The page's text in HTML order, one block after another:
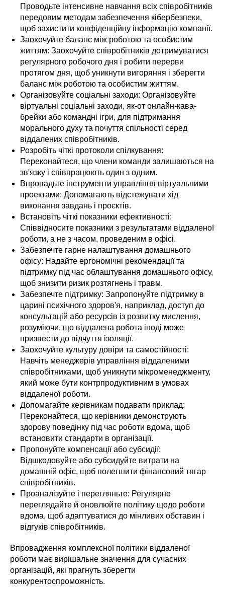
Проводьте інтенсивне навчання всіх співробітників
передовим методам забезпечення кібербезпеки,
щоб захистити конфіденційну інформацію компанії.
Заохочуйте баланс між роботою та особистим
життям: Заохочуйте співробітників дотримуватися
регулярного робочого дня і робити перерви
протягом дня, щоб уникнути вигоряння і зберегти
баланс між роботою та особистим життям.
Організовуйте соціальні заходи: Організовуйте
віртуальні соціальні заходи, як-от онлайн-кава-
брейки або командні ігри, для підтримання
морального духу та почуття спільності серед
віддалених співробітників.
Розробіть чіткі протоколи спілкування:
Переконайтеся, що члени команди залишаються на
зв'язку і співпрацюють один з одним.
Впровадьте інструменти управління віртуальними
проектами: Допомагають відстежувати хід
виконання завдань і проєктів.
Встановіть чіткі показники ефективності:
Співвідносите показники з результатами віддаленої
роботи, а не з часом, проведеним в офісі.
Забезпечте гарне налаштування домашнього
офісу: Надайте ергономічні рекомендації та
підтримку під час облаштування домашнього офісу,
щоб знизити ризик розтягнень і травм.
Забезпечте підтримку: Запропонуйте підтримку в
царині психічного здоров'я, наприклад, доступ до
консультацій або ресурсів із розвитку мислення,
розуміючи, що віддалена робота іноді може
призвести до відчуття ізоляції.
Заохочуйте культуру довіри та самостійності:
Навчіть менеджерів управління віддаленими
співробітниками, щоб уникнути мікроменеджменту,
який може бути контрпродуктивним в умовах
віддаленої роботи.
Допомагайте керівникам подавати приклад:
Переконайтеся, що керівники демонструють
здорову поведінку під час роботи вдома, щоб
встановити стандарти в організації.
Пропонуйте компенсації або субсидії:
Відшкодовуйте або субсидуйте витрати на
домашній офіс, щоб полегшити фінансовий тягар
співробітників.
Проаналізуйте і перегляньте: Регулярно
переглядайте й оновлюйте політику щодо роботи
вдома, щоб адаптуватися до мінливих обставин і
відгуків співробітників.
Впровадження комплексної політики віддаленої
роботи має вирішальне значення для сучасних
організацій, які прагнуть зберегти
конкурентоспроможність.